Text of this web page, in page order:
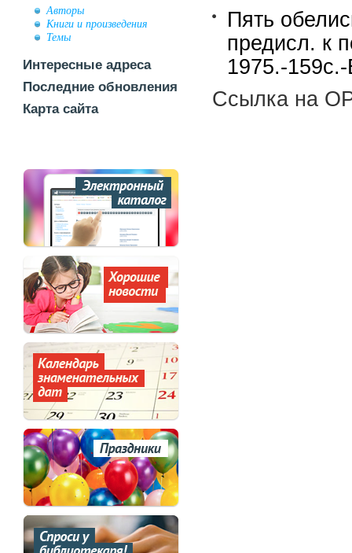
Авторы
Книги и произведения
Темы
Интересные адреса
Последние обновления
Карта сайта
Пять
предисл. к
1975.-
Ссылка на